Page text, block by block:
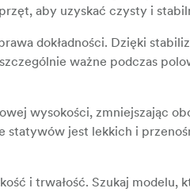
aby uzyskać czysty i
dokładności. Dzięki
ważne podczas
wysokości, zmniejszając
statywów jest lekkich i
i trwałość. Szukaj modelu,